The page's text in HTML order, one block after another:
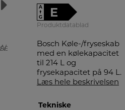
A
↑
G
E
Produktdatablad
Bosch Køle-/fryseskab
med en kølekapacitet
til 214 L og
frysekapacitet på 94 L.
Læs hele beskrivelsen
Tekniske